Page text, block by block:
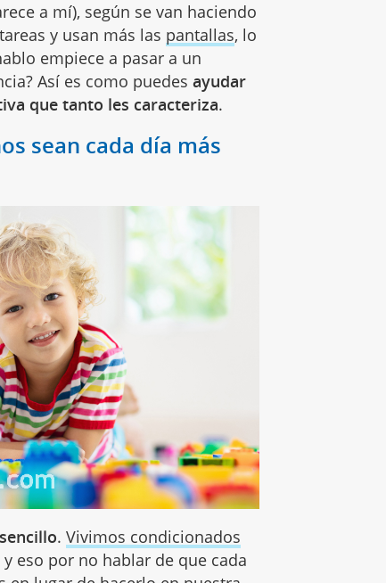
a mí), según se van haciendo
y usan más las pantallas, lo
empiece a pasar a un
Así es como puedesayudar
que tanto les caracteriza.
sean cada día más
.Vivimos condicionados
eso por no hablar de que cada